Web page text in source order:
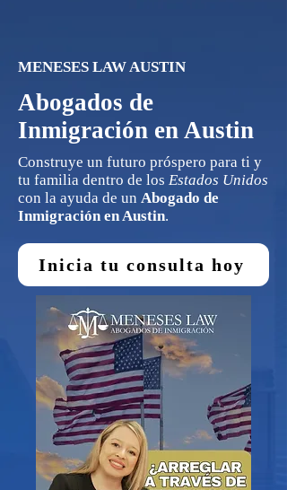
MENESES LAW AUSTIN
Abogados de
Inmigración en Austin
Construye un futuro próspero para ti y
tu familia dentro de los Estados Unidos
con la ayuda de un Abogado de
Inmigración en Austin.
Inicia tu consulta hoy